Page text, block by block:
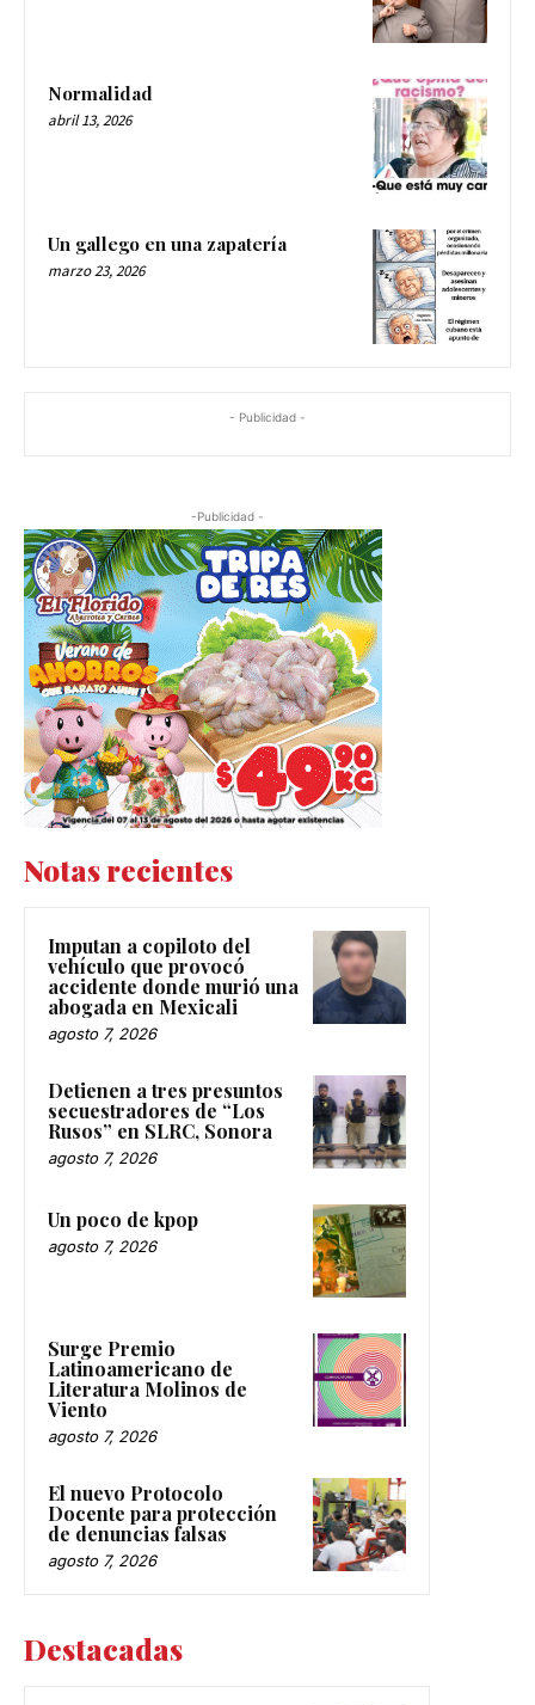
Normalidad
abril 13, 2026
Un gallego en una zapatería
marzo 23, 2026
- Publicidad -
-Publicidad -
Notas recientes
Imputan a copiloto del
vehículo que provocó
accidente donde murió una
abogada en Mexicali
agosto 7, 2026
Detienen a tres presuntos
secuestradores de “Los
Rusos” en SLRC, Sonora
agosto 7, 2026
Un poco de kpop
agosto 7, 2026
Surge Premio
Latinoamericano de
Literatura Molinos de
Viento
agosto 7, 2026
El nuevo Protocolo
Docente para protección
de denuncias falsas
agosto 7, 2026
Destacadas